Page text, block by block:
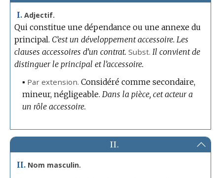
I. Adjectif.
Qui constitue une dépendance ou une annexe du
principal. C’est un développement accessoire. Les
clauses accessoires d’un contrat. Subst. Il convient de
distinguer le principal et l’accessoire.
▪ Par extension. Considéré comme secondaire,
mineur, négligeable. Dans la pièce, cet acteur a
un rôle accessoire.
II.
II. Nom masculin.